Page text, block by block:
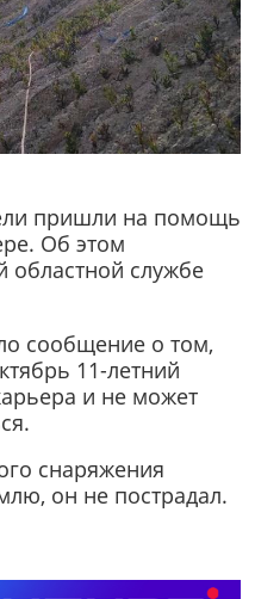
пришли на помощь
Об этом
областной службе
сообщение о том,
11-летний
и не может
снаряжения
он не пострадал.